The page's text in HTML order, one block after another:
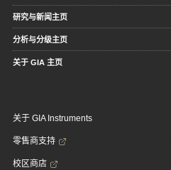
研究与新闻主页
分析与分级主页
关于 GIA 主页
关于 GIA Instruments
零售商支持
校区商店